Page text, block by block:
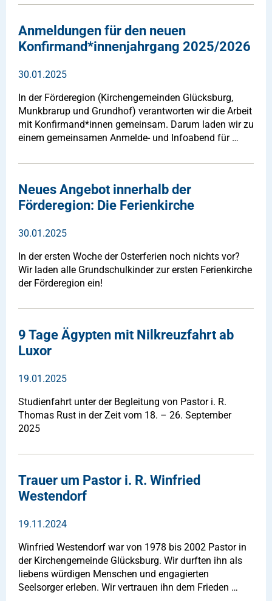
Anmeldungen für den neuen
Konfirmand*innenjahrgang 2025/2026
30.01.2025
In der Förderegion (Kirchengemeinden Glücksburg,
Munkbrarup und Grundhof) verantworten wir die Arbeit
mit Konfirmand*innen gemeinsam. Darum laden wir zu
einem gemeinsamen Anmelde- und Infoabend für …
Neues Angebot innerhalb der
Förderegion: Die Ferienkirche
30.01.2025
In der ersten Woche der Osterferien noch nichts vor?
Wir laden alle Grundschulkinder zur ersten Ferienkirche
der Förderegion ein!
9 Tage Ägypten mit Nilkreuzfahrt ab
Luxor
19.01.2025
Studienfahrt unter der Begleitung von Pastor i. R.
Thomas Rust in der Zeit vom 18. – 26. September
2025
Trauer um Pastor i. R. Winfried
Westendorf
19.11.2024
Winfried Westendorf war von 1978 bis 2002 Pastor in
der Kirchengemeinde Glücksburg. Wir durften ihn als
liebens­ würdigen Menschen und engagierten
Seelsorger erleben. Wir vertrauen ihn dem Frieden …